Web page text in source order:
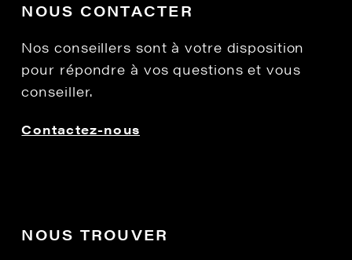
NOUS CONTACTER
Nos conseillers sont à votre disposition
pour répondre à vos questions et vous
conseiller.
Contactez-nous
NOUS TROUVER